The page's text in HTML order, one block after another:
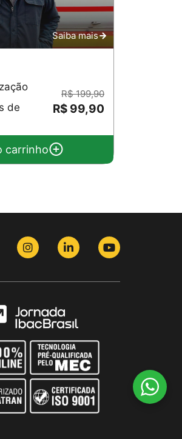
Saiba mais
de
R$ 199,90
R$ 99,90
carrinho